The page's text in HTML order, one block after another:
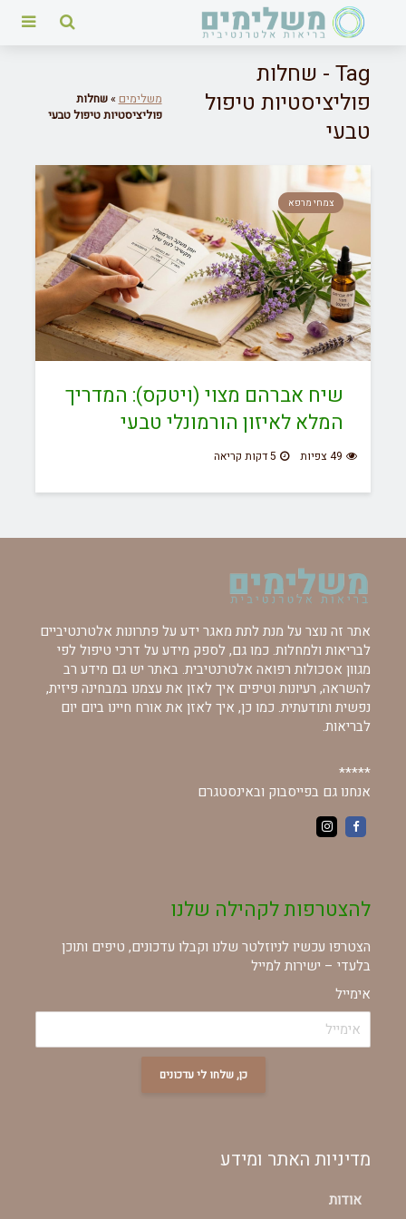
Tag - שחלות
פוליציסטיות טיפול
טבעי
משלימים »שחלות
פוליציסטיות טיפול טבעי
צמחי מרפא
שיח אברהם מצוי (ויטקס): המדריך
המלא לאיזון הורמונלי טבעי
49 צפיות 5 דקות קריאה
אתר זה נוצר על מנת לתת מאגר ידע על פתרונות אלטרנטיביים
לבריאות ולמחלות. כמו גם, לספק מידע על דרכי טיפול לפי
מגוון אסכולות רפואה אלטרנטיבית. באתר יש גם מידע רב
להשראה, רעיונות וטיפים איך לאזן את עצמנו במבחינה פיזית,
נפשית ותודעתית. כמו כן, איך לאזן את אורח חיינו ביום יום
לבריאות.
*****
אנחנו גם בפייסבוק ובאינסטגרם
להצטרפות לקהילה שלנו
הצטרפו עכשיו לניוזלטר שלנו וקבלו עדכונים, טיפים ותוכן
בלעדי – ישירות למייל
אימייל
כן, שלחו לי עדכונים
מדיניות האתר ומידע
אודות